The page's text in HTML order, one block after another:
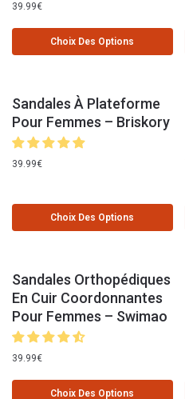
39.99€
Choix Des Options
Sandales À Plateforme
Pour Femmes – Briskory
39.99€
Choix Des Options
Sandales Orthopédiques
En Cuir Coordonnantes
Pour Femmes – Swimao
39.99€
Choix Des Options